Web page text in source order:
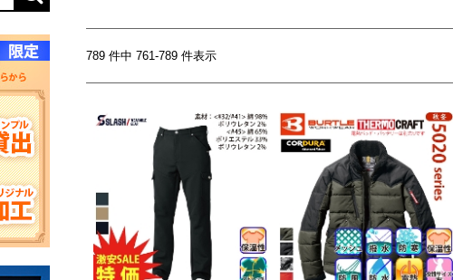
789 件中 761-789 件表示